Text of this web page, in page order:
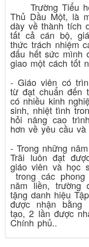
Trường Tiểu
Thủ Dầu Một, là
dày về thành tích
tất cả cán bộ,
thức trách nhiệm
đấu hết sức mình
giao một cách tốt
- Giáo viên có
từ đạt chuẩn đến
có nhiều kinh
sinh, nhiệt tình
hỏi nâng cao
hơn về yêu cầu
- Trong những
Trãi luôn đạt
giáo viên và học
trong các phong
năm liền, trường
tặng danh hiệu
được nhận
tạo, 2 lần được
Chính phủ..